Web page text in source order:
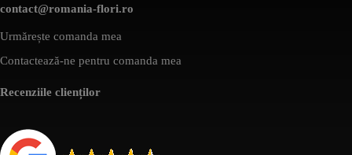
contact@romania-flori.ro
Urmărește comanda mea
Contactează-ne pentru comanda mea
Recenziile clienților